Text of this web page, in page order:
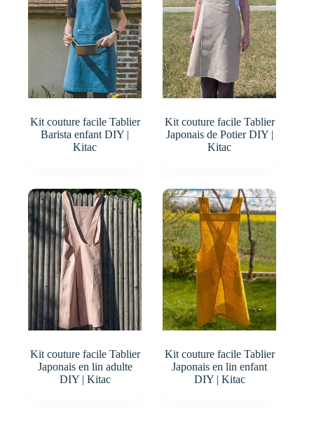
Kit couture facile Tablier
Barista enfant DIY |
Kitac
Kit couture facile Tablier
Japonais de Potier DIY |
Kitac
Kit couture facile Tablier
Japonais en lin adulte
DIY | Kitac
Kit couture facile Tablier
Japonais en lin enfant
DIY | Kitac